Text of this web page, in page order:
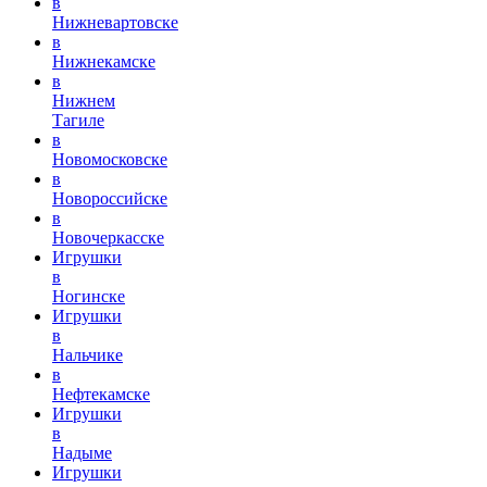
Нижневартовске
в
Нижнекамске
в
Нижнем
Тагиле
в
Новомосковске
в
Новороссийске
в
Новочеркасске
Игрушки
в
Ногинске
Игрушки
в
Нальчике
в
Нефтекамске
Игрушки
в
Надыме
Игрушки